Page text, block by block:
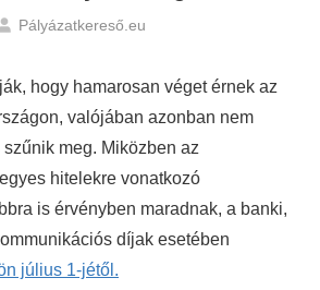
Pályázatkereső.eu
Hírek
hogy hamarosan véget érnek az
valójában azonban nem
meg. Miközben az
hitelekre vonatkozó
is érvényben maradnak, a banki,
díjak esetében
július 1-jétől.